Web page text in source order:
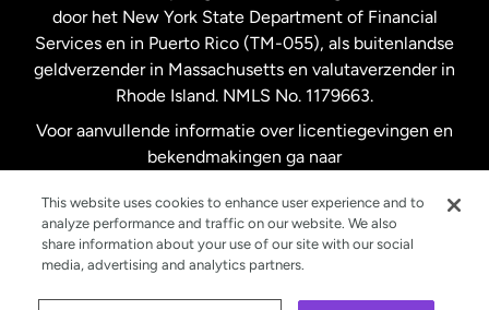
Verenigde Staten Español
Zweden
door het New York State Department of Financial
Services en in Puerto Rico (TM-055), als buitenlandse
geldverzender in Massachusetts en valutaverzender in
Rhode Island. NMLS No. 1179663.
Voor aanvullende informatie over licentiegevingen en
bekendmakingen ga naar
This website uses cookies to enhance user experience and to
analyze performance and traffic on our website. We also
share information about your use of our site with our social
media, advertising and analytics partners.